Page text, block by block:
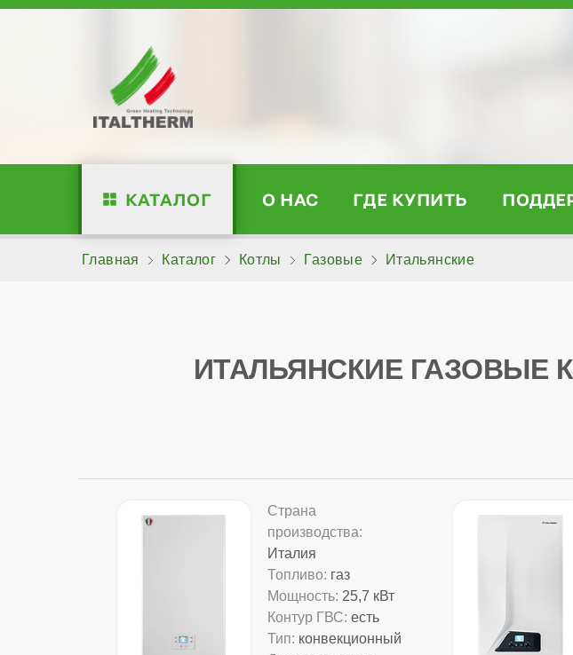
КАТАЛОГ О НАС ГДЕ КУПИТЬ
Главная Каталог Котлы Газовые Итальянские
ИТАЛЬЯНСКИЕ ГАЗОВЫЕ
Страна
производства:
Италия
Топливо: газ
Мощность: 25,7 кВт
Контур ГВС: есть
Тип: конвекционный